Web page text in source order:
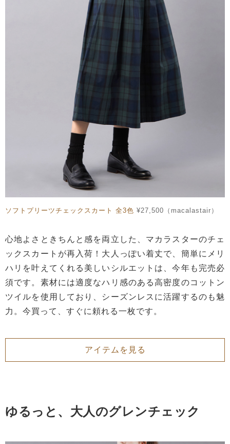
ソフトプリーツチェックスカート 全3色 ¥27,500（macalastair）
心地よさときちんと感を両立した、マカラスターのチェ
ックスカートが再入荷！大人っぽい着丈で、簡単にメリ
ハリを叶えてくれる美しいシルエットは、今年も完売必
須です。素材には適度なハリ感のある高密度のコットン
ツイルを使用しており、シーズンレスに活躍するのも魅
力。今買って、すぐに頼れる一枚です。
アイテムを見る
ゆるっと、大人のグレンチェック